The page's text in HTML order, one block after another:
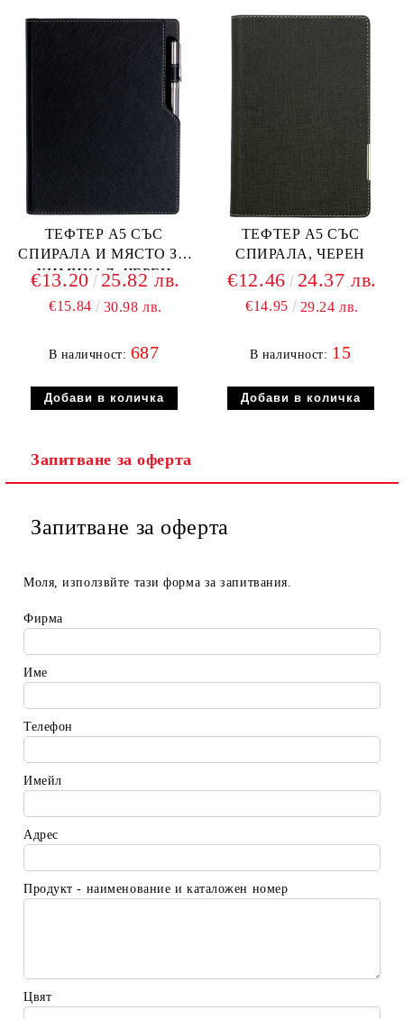
ТЕФТЕР А5 СЪС
СПИРАЛА И МЯСТО ЗА
ХИМИКАЛ, ЧЕРЕН
€13.20 25.82 лв.
€15.84 30.98 лв.
В наличност: 687
ТЕФТЕР А5 СЪС
СПИРАЛА, ЧЕРЕН
€12.46 24.37 лв.
€14.95 29.24 лв.
В наличност: 15
Запитване за оферта
Запитване за оферта
Моля, използвйте тази форма за запитвания.
Фирма
Име
Телефон
Имейл
Адрес
Продукт - наименование и каталожен номер
Цвят